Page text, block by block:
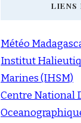
LIENS
Météo
Institut
Marines (IHSM)
Centre National